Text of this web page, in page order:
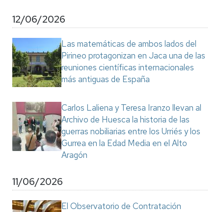
12/06/2026
Las matemáticas de ambos lados del
Pirineo protagonizan en Jaca una de las
reuniones científicas internacionales
más antiguas de España
Carlos Laliena y Teresa Iranzo llevan al
Archivo de Huesca la historia de las
guerras nobiliarias entre los Urriés y los
Gurrea en la Edad Media en el Alto
Aragón
11/06/2026
El Observatorio de Contratación